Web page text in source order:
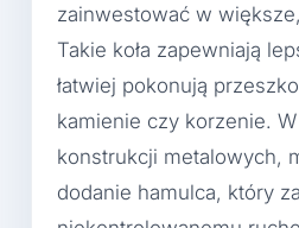
zainwestować w
Takie koła zapewniają
łatwiej pokonują
kamienie czy korzenie.
konstrukcji metalowych,
dodanie hamulca, który